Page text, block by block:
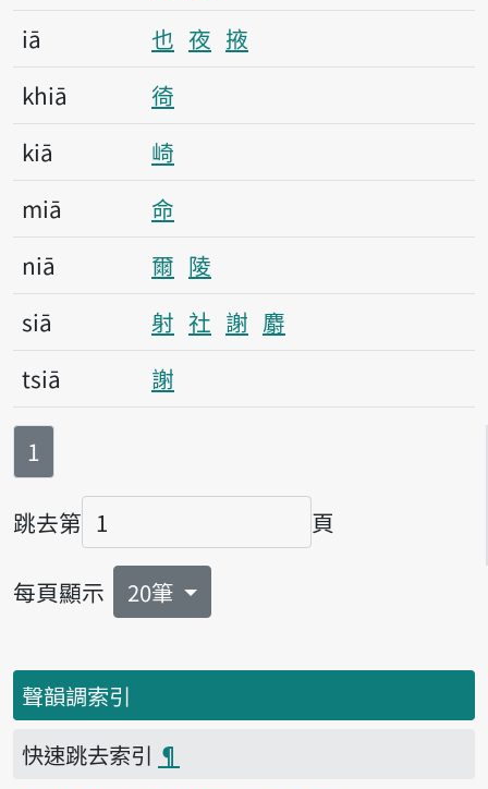
iā
也 夜 掖
khiā
徛
kiā
崎
miā
命
niā
爾 陵
siā
射 社 謝 麝
tsiā
謝
第
1
跳去第
頁碼
頁
每頁顯示 20筆
聲韻調索引
快速跳去索引 ¶